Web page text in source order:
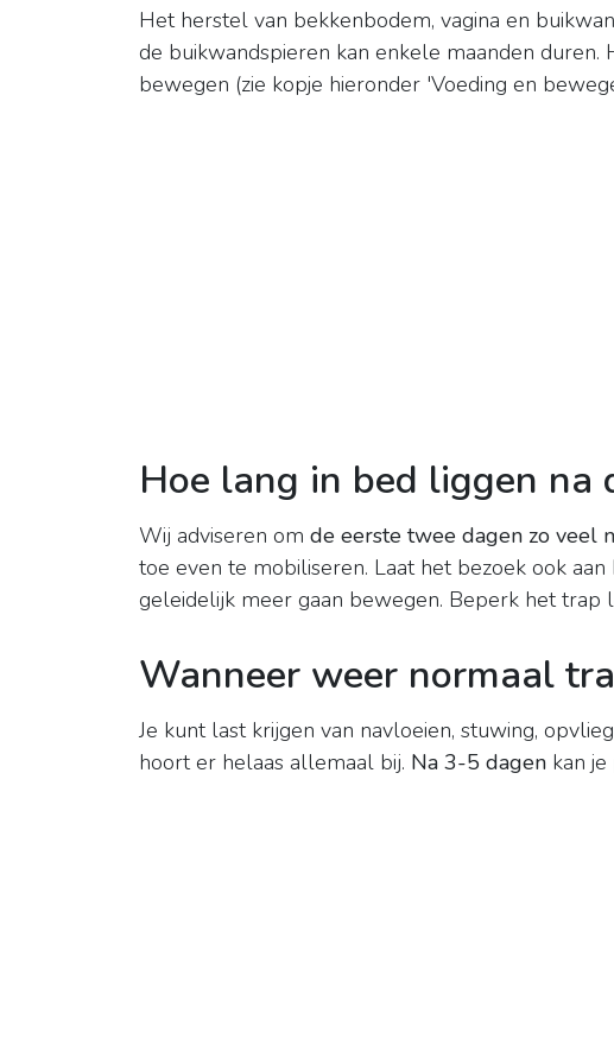
Het herstel van bekkenbodem, vagina en
de buikwandspieren kan enkele maanden
bewegen (zie kopje hieronder 'Voeding en
Hoe lang in bed liggen na
Wij adviseren om de eerste twee dagen zo
toe even te mobiliseren. Laat het bezoek ook
geleidelijk meer gaan bewegen. Beperk het trap
Wanneer weer normaal
Je kunt last krijgen van navloeien, stuwing,
hoort er helaas allemaal bij. Na 3-5 dagen kan